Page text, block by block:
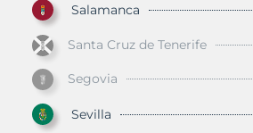
Salamanca
Santa Cruz de Tenerife
Segovia
Sevilla